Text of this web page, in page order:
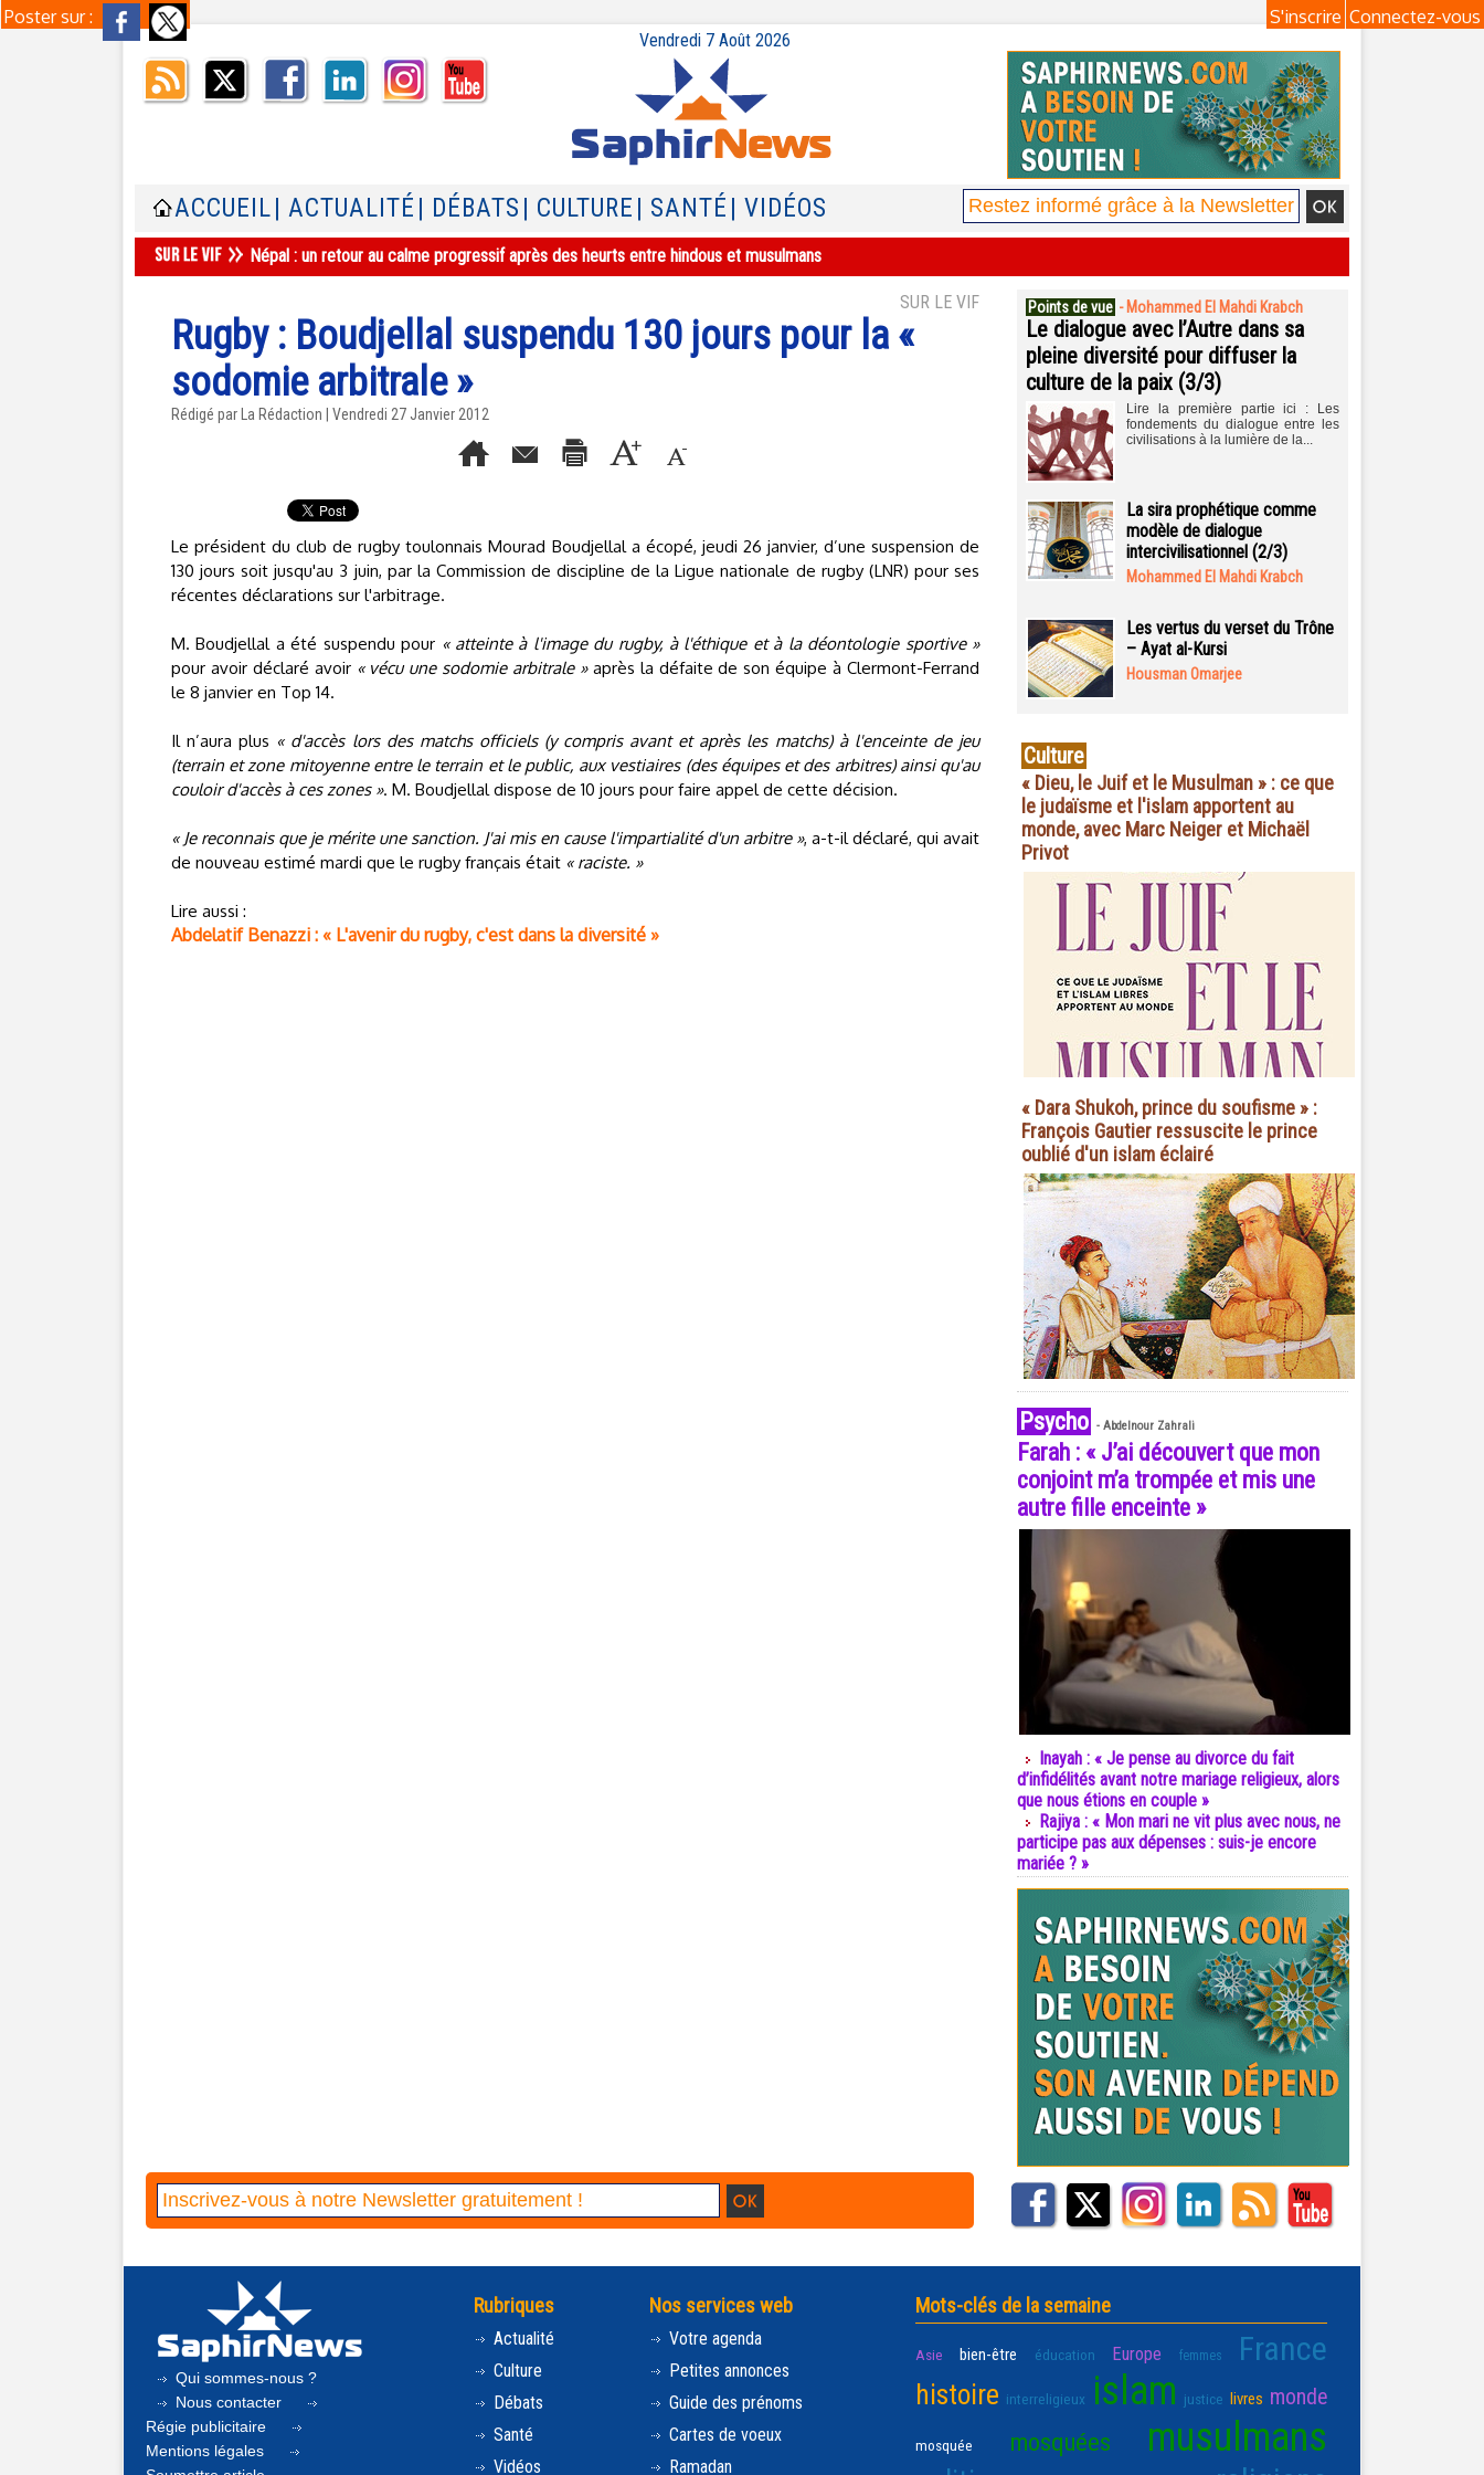
Poster sur : Connectez-vous
S'inscrire
Vendredi 7 Août 2026
ACCUEIL | ACTUALITÉ | DÉBATS | CULTURE | SANTÉ | VIDÉOS
Népal : un retour au calme progressif après des heurts entre hindous et musulmans
SUR LE VIF
Rugby : Boudjellal suspendu 130 jours pour la «
sodomie arbitrale »
Rédigé par La Rédaction | Vendredi 27 Janvier 2012
Le président du club de rugby toulonnais Mourad Boudjellal a écopé, jeudi 26 janvier, d’une suspension de
130 jours soit jusqu'au 3 juin, par la Commission de discipline de la Ligue nationale de rugby (LNR) pour ses
récentes déclarations sur l'arbitrage.
M. Boudjellal a été suspendu pour « atteinte à l'image du rugby, à l'éthique et à la déontologie sportive »
pour avoir déclaré avoir « vécu une sodomie arbitrale »après la défaite de son équipe à Clermont-Ferrand
le 8 janvier en Top 14.
Il n’aura plus « d'accès lors des matchs officiels (y compris avant et après les matchs) à l'enceinte de jeu
(terrain et zone mitoyenne entre le terrain et le public, aux vestiaires (des équipes et des arbitres) ainsi qu'au
couloir d'accès à ces zones ». M. Boudjellal dispose de 10 jours pour faire appel de cette décision.
« Je reconnais que je mérite une sanction. J'ai mis en cause l'impartialité d'un arbitre », a-t-il déclaré, qui avait
de nouveau estimé mardi que le rugby français était « raciste. »
Lire aussi :
Abdelatif Benazzi : « L'avenir du rugby, c'est dans la diversité »
Points de vue - Mohammed El Mahdi Krabch
Le dialogue avec l’Autre dans sa
pleine diversité pour diffuser la
culture de la paix (3/3)
Lire la première partie ici : Les
fondements du dialogue entre les
civilisations à la lumière de la...
La sira prophétique comme
modèle de dialogue
intercivilisationnel (2/3)
Mohammed El Mahdi Krabch
Les vertus du verset du Trône
– Ayat al-Kursi
Housman Omarjee
Culture
« Dieu, le Juif et le Musulman » : ce que
le judaïsme et l'islam apportent au
monde, avec Marc Neiger et Michaël
Privot
« Dara Shukoh, prince du soufisme » :
François Gautier ressuscite le prince
oublié d'un islam éclairé
Psycho - Abdelnour Zahrali
Farah : « J’ai découvert que mon
conjoint m’a trompée et mis une
autre fille enceinte »
Inayah : « Je pense au divorce du fait
d’infidélités avant notre mariage religieux, alors
que nous étions en couple »
Rajiya : « Mon mari ne vit plus avec nous, ne
participe pas aux dépenses : suis-je encore
mariée ? »
Qui sommes-nous ?
Nous contacter
Régie publicitaire
Mentions légales
Rubriques
Actualité
Culture
Débats
Santé
Vidéos
Nos services web
Votre agenda
Petites annonces
Guide des prénoms
Cartes de voeux
Ramadan
Mots-clés de la semaine
Asie bien-être éducation Europe femmes France
histoire interreligieux islam justice livres monde
mosquée mosquées musulmans